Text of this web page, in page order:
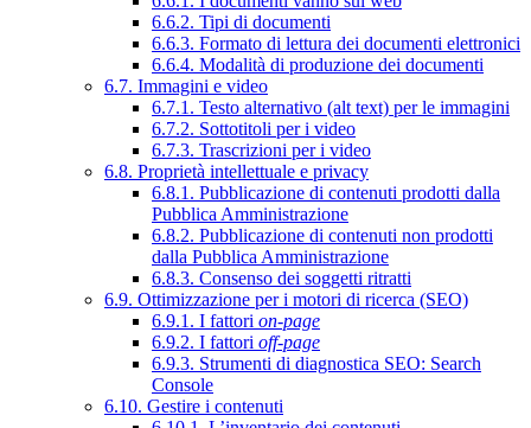
6.6.2. Tipi di documenti
6.6.3. Formato di lettura dei documenti elettronici
6.6.4. Modalità di produzione dei documenti
6.7. Immagini e video
6.7.1. Testo alternativo (alt text) per le immagini
6.7.2. Sottotitoli per i video
6.7.3. Trascrizioni per i video
6.8. Proprietà intellettuale e privacy
6.8.1. Pubblicazione di contenuti prodotti dalla
Pubblica Amministrazione
6.8.2. Pubblicazione di contenuti non prodotti
dalla Pubblica Amministrazione
6.8.3. Consenso dei soggetti ritratti
6.9. Ottimizzazione per i motori di ricerca (SEO)
6.9.1. I fattori on-page
6.9.2. I fattori off-page
6.9.3. Strumenti di diagnostica SEO: Search
Console
6.10. Gestire i contenuti